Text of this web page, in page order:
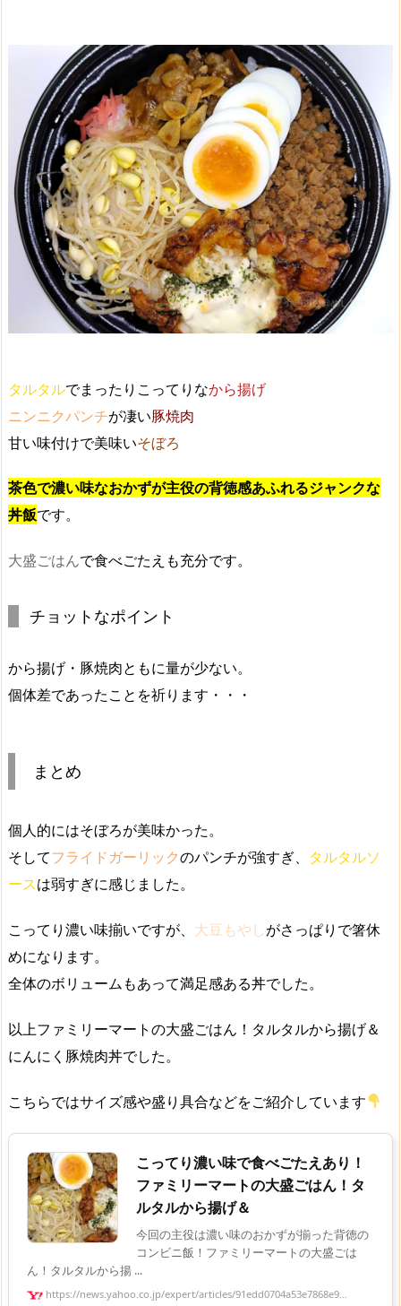
タルタルでまったりこってりなから揚げ
ニンニクパンチが凄い豚焼肉
甘い味付けで美味いそぼろ
茶色で濃い味なおかずが主役の背徳感あふれるジャンクな
丼飯です。
大盛ごはんで食べごたえも充分です。
チョットなポイント
から揚げ・豚焼肉ともに量が少ない。
個体差であったことを祈ります・・・
まとめ
個人的にはそぼろが美味かった。
そしてフライドガーリックのパンチが強すぎ、 タルタルソ
ースは弱すぎに感じました。
こってり濃い味揃いですが、 大豆もやしがさっぱりで箸休
めになります。
全体のボリュームもあって満足感ある丼でした。
以上ファミリーマートの大盛ごはん！タルタルから揚げ＆
にんにく豚焼肉丼でした。
こちらではサイズ感や盛り具合などをご紹介しています
こってり濃い味で食べごたえあり！
ファミリーマートの大盛ごはん！タ
ルタルから揚げ＆
今回の主役は濃い味のおかずが揃った背徳の
コンビニ飯！ファミリーマートの大盛ごは
ん！タルタルから揚 ...
https://news.yahoo.co.jp/expert/articles/91edd0704a53e7868e9...